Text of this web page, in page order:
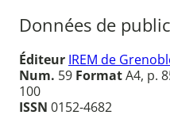
Données de
Éditeur IREM de
Num. 59 FormatA4, p.
100
ISSN 0152-4682